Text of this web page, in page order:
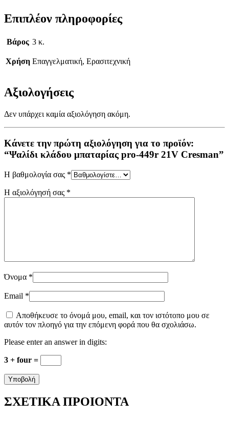
Επιπλέον πληροφορίες
Βάρος 3 κ.
Χρήση Επαγγελματική, Ερασιτεχνική
Αξιολογήσεις
Δεν υπάρχει καμία αξιολόγηση ακόμη.
Κάνετε την πρώτη αξιολόγηση για το προϊόν:
“Ψαλίδι κλάδου μπαταρίας pro-449r 21V Cresman”
Η βαθμολογία σας *
Η αξιολόγησή σας *
Όνομα *
Email *
Αποθήκευσε το όνομά μου, email, και τον ιστότοπο μου σε
αυτόν τον πλοηγό για την επόμενη φορά που θα σχολιάσω.
Please enter an answer in digits:
3 + four =
ΣΧΕΤΙΚΑ ΠΡΟΙΟΝΤΑ